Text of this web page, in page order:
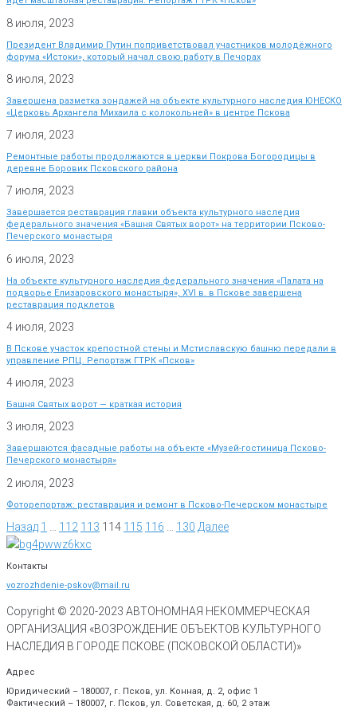
8 июля, 2023
Президент Владимир Путин поприветствовал участников молодёжного
форума «Истоки», который начал свою работу в Печорах
8 июля, 2023
Завершена разметка зондажей на объекте культурного наследия ЮНЕСКО
«Церковь Архангела Михаила с колокольней» в центре Пскова
7 июля, 2023
Ремонтные работы продолжаются в церкви Покрова Богородицы в
деревне Боровик Псковского района
7 июля, 2023
Завершается реставрация главки объекта культурного наследия
федерального значения «Башня Святых ворот» на территории Псково-
Печерского монастыря
6 июля, 2023
На объекте культурного наследия федерального значения «Палата на
подворье Елизаровского монастыря», XVI в. в Пскове завершена
реставрация подклетов
4 июля, 2023
В Пскове участок крепостной стены и Мстиславскую башню передали в
управление РПЦ. Репортаж ГТРК «Псков»
4 июля, 2023
Башня Святых ворот — краткая история
3 июля, 2023
Завершаются фасадные работы на объекте «Музей-гостиница Псково-
Печерского монастыря»
2 июля, 2023
Фоторепортаж: реставрация и ремонт в Псково-Печерском монастыре
Назад 1 112 113 114 115 116 130 Далее
Контакты
vozrozhdenie-pskov@mail.ru
Copyright © 2020-2023 АВТОНОМНАЯ НЕКОММЕРЧЕСКАЯ
ОРГАНИЗАЦИЯ «ВОЗРОЖДЕНИЕ ОБЪЕКТОВ КУЛЬТУРНОГО
НАСЛЕДИЯ В ГОРОДЕ ПСКОВЕ (ПСКОВСКОЙ ОБЛАСТИ)»
Адрес
Юридический – 180007, г. Псков, ул. Конная, д. 2, офис 1
Фактический – 180007, г. Псков, ул. Советская, д. 60, 2 этаж